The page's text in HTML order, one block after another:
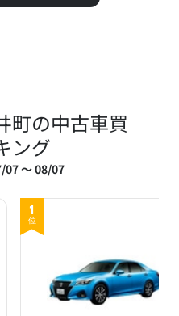
町の中古車買
ング
07 ～ 08/07
1
位